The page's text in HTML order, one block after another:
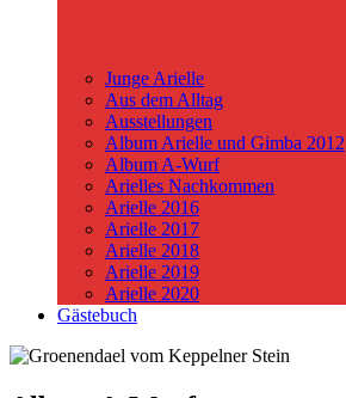
Junge Arielle
Aus dem Alltag
Ausstellungen
Album Arielle und Gimba 2012
Album A-Wurf
Arielles Nachkommen
Arielle 2016
Arielle 2017
Arielle 2018
Arielle 2019
Arielle 2020
Gästebuch